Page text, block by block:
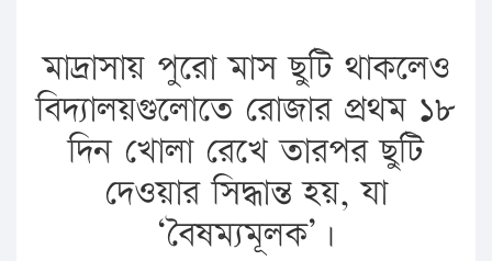
মাদ্রাসায় পুরো মাস ছুটি থাকলেও
বিদ্যালয়গুলোতে রোজার প্রথম ১৮
দিন খোলা রেখে তারপর ছুটি
দেওয়ার সিদ্ধান্ত হয়, যা
‘বৈষম্যমূলক’।